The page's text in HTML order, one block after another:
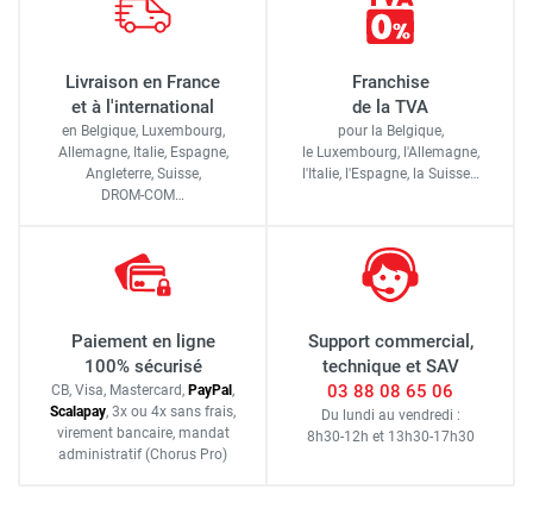
Livraison en France
et à l'international
en Belgique, Luxembourg,
Allemagne, Italie, Espagne,
Angleterre, Suisse,
DROM-COM…
Franchise
de la TVA
pour la Belgique,
le Luxembourg, l'Allemagne,
l'Italie, l'Espagne, la Suisse…
Paiement en ligne
100% sécurisé
CB, Visa, Mastercard, PayPal ,
Scalapay, 3x ou 4x sans frais,
virement bancaire, mandat
administratif (Chorus Pro)
Support commercial,
technique et SAV
03 88 08 65 06
Du lundi au vendredi :
8h30-12h et 13h30-17h30